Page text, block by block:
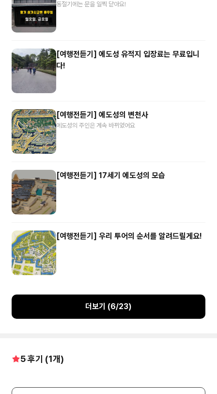
동절기에는 문을 일찍 닫아요!
[여행전듣기] 에도성 유적지 입장료는 무료입니
다!
[여행전듣기] 에도성의 변천사
에도성의 주인은 계속 바뀌었어요
[여행전듣기] 17세기 에도성의 모습
[여행전듣기] 우리 투어의 순서를 알려드릴게요!
더보기 (6/23)
5후기 (1개)